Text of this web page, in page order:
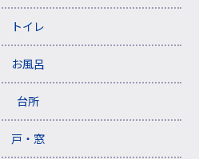
トイレ
お風呂
台所
戸・窓